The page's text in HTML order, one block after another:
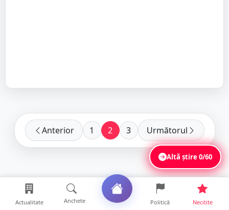
Anterior 1 2 3 Următorul
Altă știre0/60
Actualitate Anchete Politică Necitite